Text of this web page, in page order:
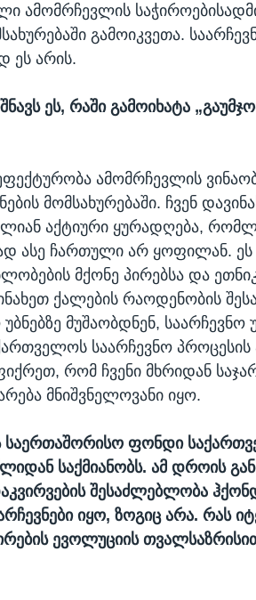
ამომრჩევლის
გამოიკვეთა.
ეს არის.
ეს, რაში გამოიხატა
ამომრჩევლის
მომსახურებაში. ჩვენ
აქტიური ყურადღება,
ასე ჩართული არ ყოფილან. ეს
მქონე პირებსა და
ქალების რაოდენობის
მუშაობდნენ, საარჩევნო
საარჩევნო პროცესის
რომ ჩვენი მხრიდან
მნიშვნელოვანი იყო.
საერთაშორისო ფონდი
საქმიანობს. ამ დროის
შესაძლებლობა
იყო, ზოგიც არა. რას
ევოლუციის